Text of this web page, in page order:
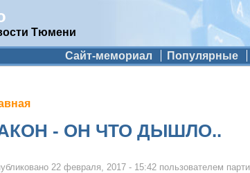
Тюмени
Сайт-мемориал Популярные
здесь
- ОН ЧТО ДЫШЛО..
22 февраля, 2017 - 15:42 пользователем